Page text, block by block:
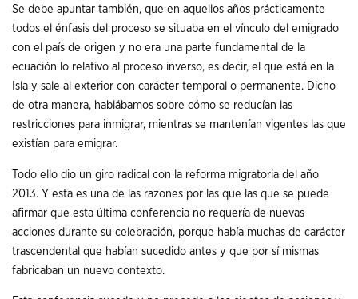
Se debe apuntar también, que en aquellos años prácticamente
todos el énfasis del proceso se situaba en el vínculo del emigrado
con el país de origen y no era una parte fundamental de la
ecuación lo relativo al proceso inverso, es decir, el que está en la
Isla y sale al exterior con carácter temporal o permanente. Dicho
de otra manera, hablábamos sobre cómo se reducían las
restricciones para inmigrar, mientras se mantenían vigentes las que
existían para emigrar.
Todo ello dio un giro radical con la reforma migratoria del año
2013. Y esta es una de las razones por las que las que se puede
afirmar que esta última conferencia no requería de nuevas
acciones durante su celebración, porque había muchas de carácter
trascendental que habían sucedido antes y que por sí mismas
fabricaban un nuevo contexto.